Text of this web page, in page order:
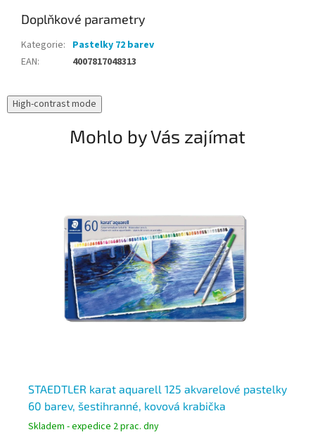
Doplňkové parametry
Kategorie: Pastelky 72 barev
EAN: 4007817048313
High-contrast mode
Mohlo by Vás zajímat
STAEDTLER karat aquarell 125 akvarelové pastelky
60 barev, šestihranné, kovová krabička
Skladem - expedice 2 prac. dny